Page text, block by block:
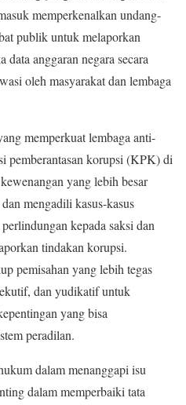
memperkenalkan undang-
publik untuk melaporkan
data anggaran negara secara
oleh masyarakat dan lembaga
memperkuat lembaga anti-
pemberantasan korupsi (KPK) di
yang lebih besar
mengadili kasus-kasus
kepada saksi dan
tindakan korupsi.
pemisahan yang lebih tegas
dan yudikatif untuk
yang bisa
peradilan.
dalam menanggapi isu
dalam memperbaiki tata